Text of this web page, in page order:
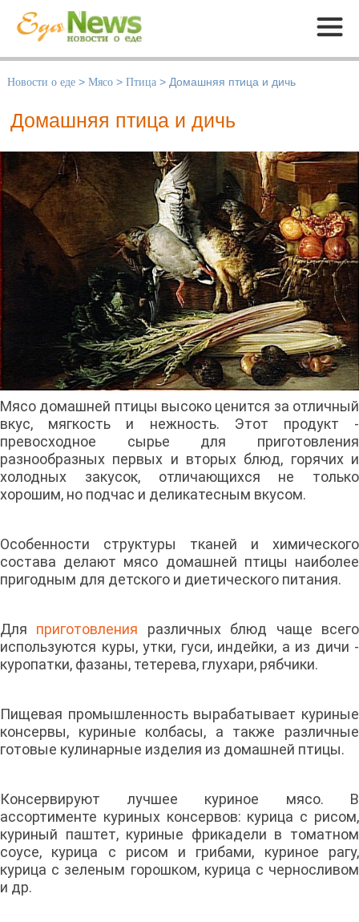
Меню
Новости о еде > Мясо > Птица > Домашняя птица и дичь
Домашняя птица и дичь
Мясо домашней птицы высоко ценится за отличный
вкус, мягкость и нежность. Этот продукт -
превосходное сырье для приготовления
разнообразных первых и вторых блюд, горячих и
холодных закусок, отличающихся не только
хорошим, но подчас и деликатесным вкусом.
Особенности структуры тканей и химического
состава делают мясо домашней птицы наиболее
пригодным для детского и диетического питания.
Для приготовления различных блюд чаще всего
используются куры, утки, гуси, индейки, а из дичи -
куропатки, фазаны, тетерева, глухари, рябчики.
Пищевая промышленность вырабатывает куриные
консервы, куриные колбасы, а также различные
готовые кулинарные изделия из домашней птицы.
Консервируют лучшее куриное мясо. В
ассортименте куриных консервов: курица с рисом,
куриный паштет, куриные фрикадели в томатном
соусе, курица с рисом и грибами, куриное рагу,
курица с зеленым горошком, курица с черносливом
и др.